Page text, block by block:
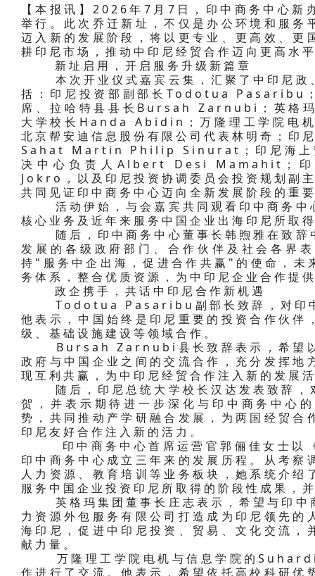
【本报讯】2026年7月7日，印中商务中心新
举行。此次乔迁新址，不仅是办公环境和服
迈入新的发展阶段，将以更专业、更高效、
耕印尼市场，推动中印尼经贸合作迈向更高水
新址启用，开启服务升级新篇章
本次开业仪式嘉宾云集，汇聚了中印尼政
括：印尼投资部副部长Todotua Pasaribu
席、拉哈特县县长Bursah Zarnubi；英格
大学校长Handa Abidin；万隆理工学院电
北京帮安迪信息股份有限公司代表林明奇；印
Sahat Martin Philip Sinurat；印尼海上安
决中心负责人Albert Desi Mamahit；
Jokro，以及印尼投资协调委员会投资规划
共同见证印中商务中心迈向全新发展阶段的重
活动伊始，与会嘉宾共同观看印中商务中
核心业务及近年来服务中国企业出海印尼所取
随后，印中商务中心董事长韩煦雅在致辞
发展的各级政府部门、合作伙伴及社会各界
持"服务中企出海，促进合作共赢"的使命，未
务体系，整合优质资源，为中印尼企业合作提
政企携手，共话中印尼合作新机遇
Todotua Pasaribu副部长致辞，对印中
他表示，中国始终是印尼重要的投资合作伙
级、基础设施建设等领域合作。
Bursah Zarnubi县长致辞表示，希望以
政府与中国企业之间的交流合作，充分发挥
现互利共赢，为中印尼经贸合作注入新的发展
随后，印尼总统大学校长汉达发表致辞，
贺，并表示期待进一步深化与印中商务中心
势，共同推动产学研融合发展，为两国经贸
印尼友好合作注入新的活力。
印中商务中心首席运营官郭俪佳女士以《
印中商务中心成立三年来的发展历程。从考
人力资源、教育培训等业务板块，她系统介
服务中国企业投资印尼所取得的阶段性成果，
英格玛集团董事长庄志表示，希望与印中
力资源外包服务有限公司打造成为印尼领先
海印尼，促进中印尼投资、贸易、文化交流
献力量。
万隆理工学院电机与信息学院的Suhardi
作进行了交流。他表示，希望依托高校科研